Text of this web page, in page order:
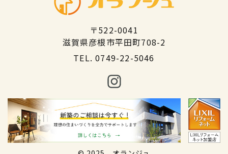
〒522-0041
​​​​​​​滋賀県彦根市平田町708-2
TEL.0749-22-5046